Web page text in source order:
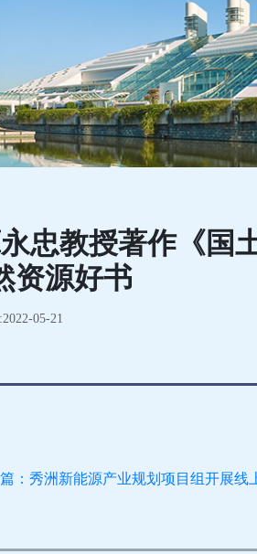
忠教授著作《国
资源好书
05-21
：秀洲新能源产业规划项目组开展线